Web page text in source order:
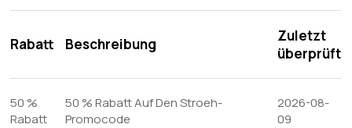
Rabatt Beschreibung
Zuletzt
überprüft
50 %
Rabatt
50 % Rabatt Auf Den Stroeh-
Promocode
2026-08-
09